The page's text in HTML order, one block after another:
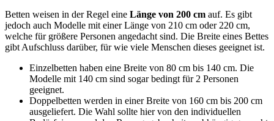
Betten weisen in der Regel eine Länge von 200 cm auf. Es gibt
jedoch auch Modelle mit einer Länge von 210 cm oder 220 cm,
welche für größere Personen angedacht sind. Die Breite eines Bettes
gibt Aufschluss darüber, für wie viele Menschen dieses geeignet ist.
Einzelbetten haben eine Breite von 80 cm bis 140 cm. Die
Modelle mit 140 cm sind sogar bedingt für 2 Personen
geeignet.
Doppelbetten werden in einer Breite von 160 cm bis 200 cm
ausgeliefert. Die Wahl sollte hier von den individuellen